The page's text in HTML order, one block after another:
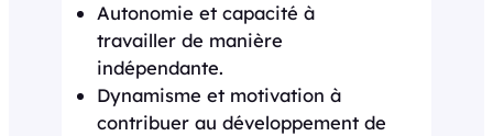
Autonomie et capacité à
travailler de manière
indépendante.
Dynamisme et motivation à
contribuer au développement de